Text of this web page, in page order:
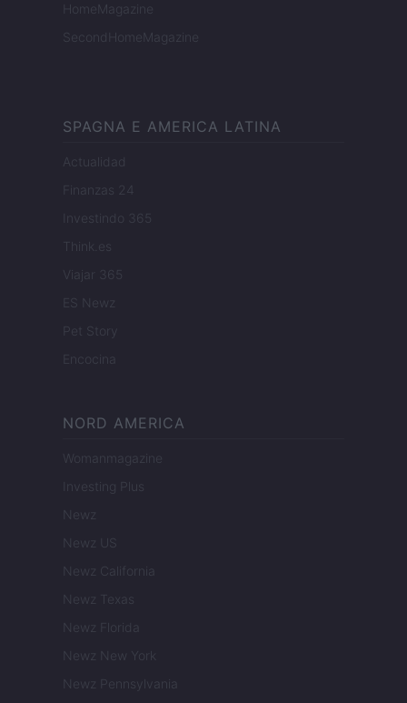
HomeMagazine
SecondHomeMagazine
SPAGNA E AMERICA LATINA
Actualidad
Finanzas 24
Investindo 365
Think.es
Viajar 365
ES Newz
Pet Story
Encocina
NORD AMERICA
Womanmagazine
Investing Plus
Newz
Newz US
Newz California
Newz Texas
Newz Florida
Newz New York
Newz Pennsylvania